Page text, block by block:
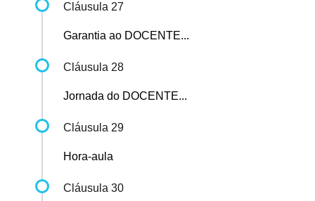
Cláusula 27
Garantia ao DOCENTE...
Cláusula 28
Jornada do DOCENTE...
Cláusula 29
Hora-aula
Cláusula 30